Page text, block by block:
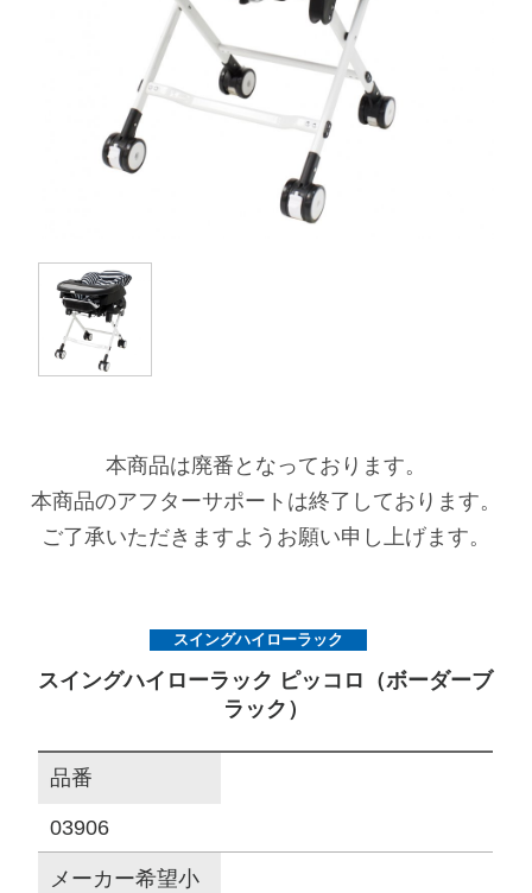
チャイルドシートユーザー登録
ママコラボ
KATOJI TV
サイトマップ
オフィシャルFacebook
本商品は廃番となっております。
本商品のアフターサポートは終了しております。
ご了承いただきますようお願い申し上げます。
スイングハイローラック
スイングハイローラック ピッコロ（ボーダーブ
ラック）
品番
03906
メーカー希望小